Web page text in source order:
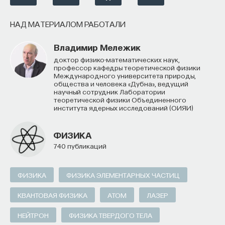
НАД МАТЕРИАЛОМ РАБОТАЛИ
Владимир Мележик
доктор физико-математических наук,
профессор кафедры теоретической физики
Международного университета природы,
общества и человека «Дубна», ведущий
научный сотрудник Лаборатории
теоретической физики Объединенного
института ядерных исследований (ОИЯИ)
ФИЗИКА
740 публикаций
ФИЗИКА ФИЗИКА ЭЛЕМЕНТАРНЫХ ЧАСТИЦ
КВАНТОВАЯ ФИЗИКА АТОМ ЛАЗЕР
НЕЙТРОН ФИЗИКА ТВЕРДОГО ТЕЛА
выйти на глобальный уровень. Помогите вместе
приблизить Четвёртую индустриальную
революцию и найти своё место в инновационном
будущем! ​
Заполните анкету и загрузите своё резюме,
чтобы стать участником программы:
11/24/2025
НАПИСАТЬ НАМ
10/18/2014
НАПИСАТЬ НАМ
НАД МАТЕРИАЛОМ РАБОТАЛИ
Виктор Брагута
доктор физико-математических наук, старший
ФИЗИКА
740 публикаций